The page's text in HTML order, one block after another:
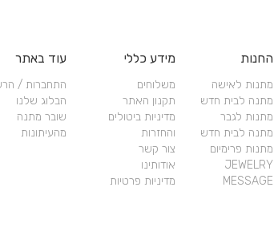
החנות
מתנות לאישה
מתנה לבית חדש
מתנות לגבר
מתנה לבית חדש
מתנות פרימיום
JEWELRY
MESSAGE
מידע כללי
משלוחים
תקנון האתר
מדיניות ביטולים
והחזרות
צור קשר
אודותינו
מדיניות פרטיות
עוד באתר
התחברות /
הבלוג שלנו
שובר מתנה
מהעיתונות